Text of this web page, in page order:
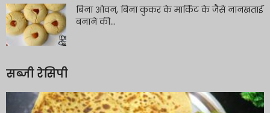
बिना ओवन, बिना कुकर के मार्किट के जैसे नानखताई
बनाने की...
सब्जी रेसिपी